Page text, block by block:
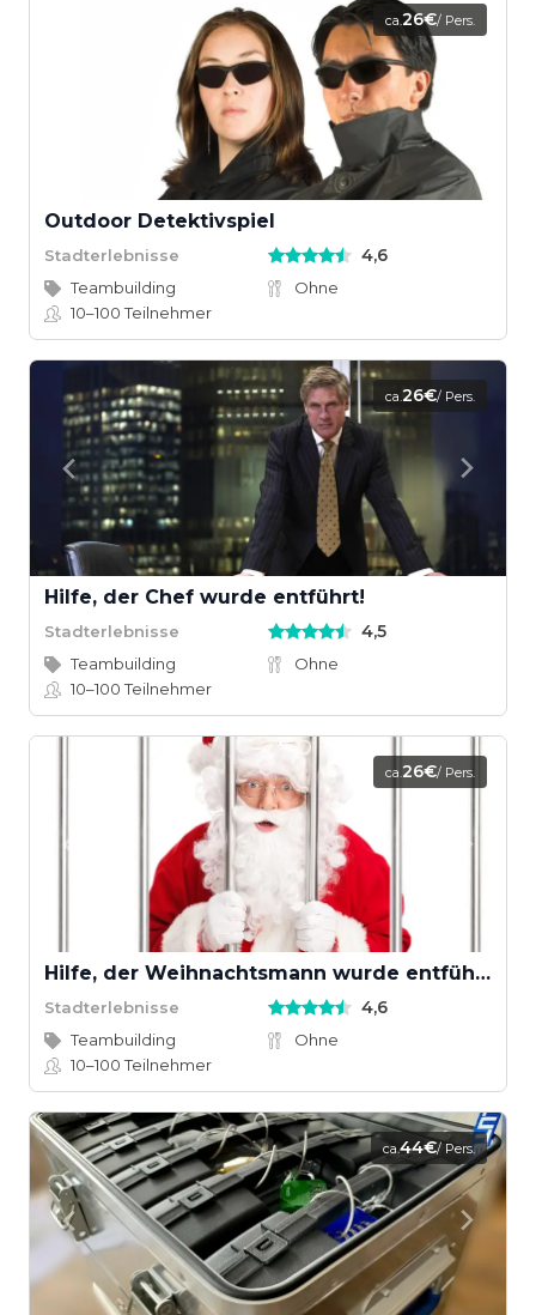
ca.26€/ Pers.
Outdoor Detektivspiel
Stadterlebnisse 4,6
Teambuilding
Ohne
10–100Teilnehmer
ca.26€/ Pers.
Hilfe, der Chef wurde entführt!
Stadterlebnisse 4,5
Teambuilding
Ohne
10–100Teilnehmer
ca.26€/ Pers.
Hilfe, der Weihnachtsmann wurde entführt!
Stadterlebnisse 4,6
Teambuilding
Ohne
10–100Teilnehmer
ca.44€/ Pers.